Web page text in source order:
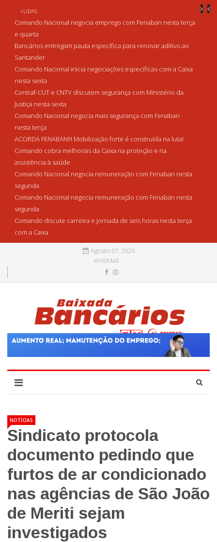
+LIDAS:
Comando Nacional negocia emprego com Fenaban nesta terça
e quarta
Bancários entregam pauta específica para renovar aditivo ao
Santander
Comando Nacional inicia negociações específicas com a Caixa
nesta sexta
Contraf-CUT e CNTV discutem segurança com Ministério da
Justiça nesta sexta
Comando Nacional negocia mais segurança com Fenaban
nesta terça
ACORDA FENABAN!!! Mobilização forte é construída na luta!
Comando cobra melhorias da Caixa na proteção e na
assistência à saúde
Comando Nacional negocia remuneração com Fenaban nesta
segunda
Comando Nacional negocia remuneração com Fenaban nesta
segunda
Comando discute carreira e jornada de seis horas nesta terça
com a Caixa
Agosto 07, 2026
WebMail
NOTÍCIAS
Sindicato protocola
documento pedindo que
furtos de ar condicionado
nas agências de São João
de Meriti sejam
investigados